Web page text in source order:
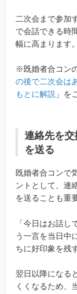
二次会まで参加
で会話できる時
幅に高まります。
※既婚者合コン
の後で二次会は
もとに解説 」を
連絡先を
を送る
既婚者合コンで
ントとして、連
を送ることも重
「今日はお話し
う一言を当日中
ちに好印象を残
翌日以降になる
くくなるため、